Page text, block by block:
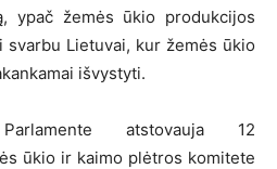
ypač žemės ūkio produkcijos
svarbu Lietuvai, kur žemės ūkio
išvystyti.
atstovauja 12
ūkio ir kaimo plėtros komitete